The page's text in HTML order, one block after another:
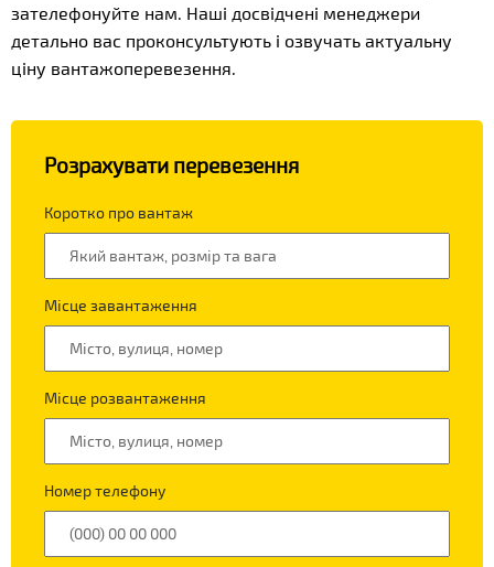
зателефонуйте нам. Наші досвідчені менеджери
детально вас проконсультують і озвучать актуальну
ціну вантажоперевезення.
Розрахувати перевезення
Коротко про вантаж
Місце завантаження
Місце розвантаження
Номер телефону